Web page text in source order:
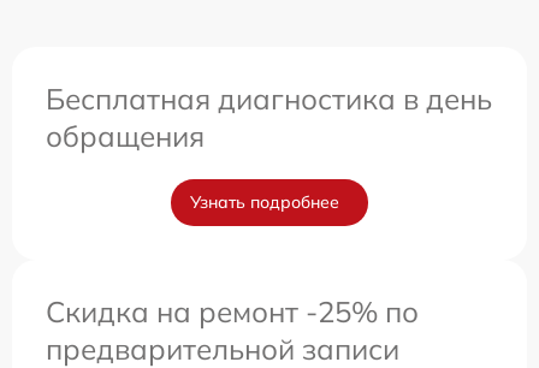
Бесплатная диагностика в день
обращения
Узнать подробнее
Скидка на ремонт -25% по
предварительной записи